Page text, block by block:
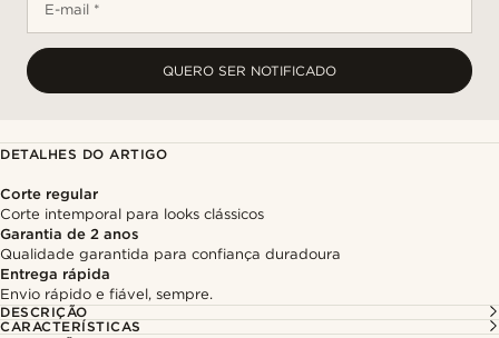
E-mail *
QUERO SER NOTIFICADO
DETALHES DO ARTIGO
Corte regular
Corte intemporal para looks clássicos
Garantia de 2 anos
Qualidade garantida para confiança duradoura
Entrega rápida
Envio rápido e fiável, sempre.
DESCRIÇÃO
CARACTERÍSTICAS